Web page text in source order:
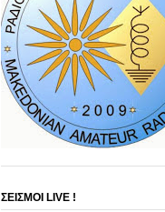
ΣΕΙΣΜΟΙ LIVE !